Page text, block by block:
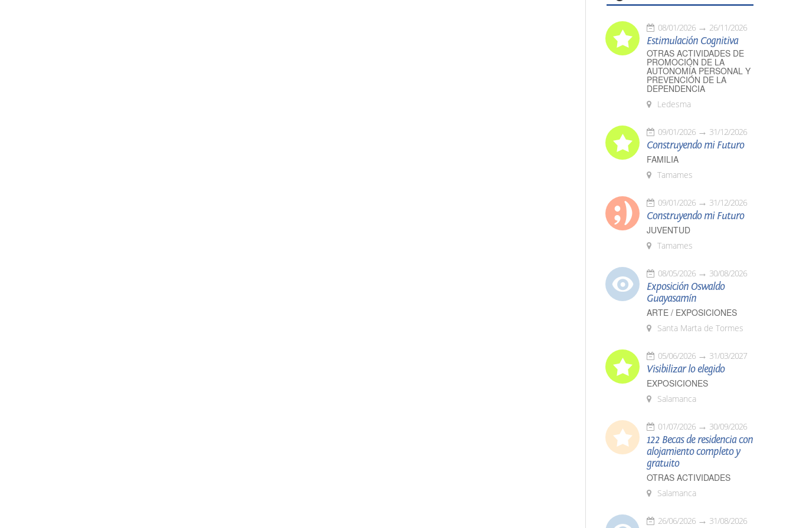
08/01/2026 26/11/2026
Estimulación Cognitiva
OTRAS ACTIVIDADES DE
PROMOCIÓN DE LA
AUTONOMÍA PERSONAL Y
PREVENCIÓN DE LA
DEPENDENCIA
Ledesma
09/01/2026 31/12/2026
Construyendo mi Futuro
FAMILIA
Tamames
09/01/2026 31/12/2026
Construyendo mi Futuro
JUVENTUD
Tamames
08/05/2026 30/08/2026
Exposición Oswaldo
Guayasamín
ARTE / EXPOSICIONES
Santa Marta de Tormes
05/06/2026 31/03/2027
Visibilizar lo elegido
EXPOSICIONES
Salamanca
01/07/2026 30/09/2026
122 Becas de residencia con
alojamiento completo y
gratuito
OTRAS ACTIVIDADES
Salamanca
26/06/2026 31/08/2026